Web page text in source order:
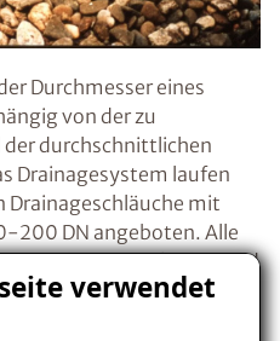
verwendet
Durchmesser eines
von der zu
der durchschnittlichen
Drainagesystem laufen
Drainageschläuche mit
200 DN angeboten. Alle
Richtwert befinden sind
Drainage nicht